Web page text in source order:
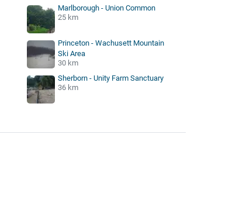
Marlborough - Union Common
25 km
Princeton - Wachusett Mountain
Ski Area
30 km
Sherborn - Unity Farm Sanctuary
36 km